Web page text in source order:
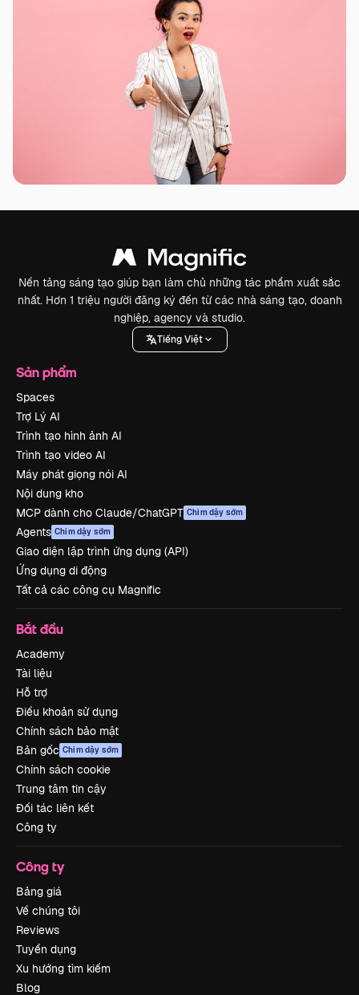
Nền tảng sáng tạo giúp bạn làm chủ những tác phẩm xuất sắc
nhất. Hơn 1 triệu người đăng ký đến từ các nhà sáng tạo, doanh
nghiệp, agency và studio.
Tiếng Việt
Sản phẩm
Spaces
Trợ Lý AI
Trình tạo hình ảnh AI
Trình tạo video AI
Máy phát giọng nói AI
Nội dung kho
MCP dành cho Claude/ChatGPT Chim dậy sớm
Agents Chim dậy sớm
Giao diện lập trình ứng dụng (API)
Ứng dụng di động
Tất cả các công cụ Magnific
Bắt đầu
Academy
Tài liệu
Hỗ trợ
Điều khoản sử dụng
Chính sách bảo mật
Bản gốc Chim dậy sớm
Chính sách cookie
Trung tâm tin cậy
Đối tác liên kết
Công ty
Công ty
Bảng giá
Về chúng tôi
Reviews
Tuyển dụng
Xu hướng tìm kiếm
Blog